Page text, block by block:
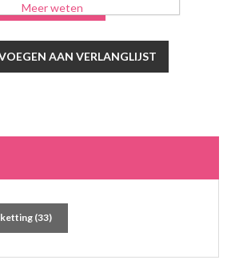
ketting(33)
Meer weten